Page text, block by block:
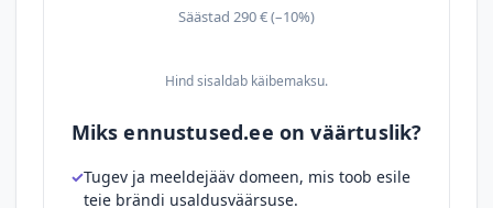
Säästad 290 € (–10%)
Hind sisaldab käibemaksu.
Miks ennustused.ee on väärtuslik?
Tugev ja meeldejääv domeen, mis toob esile
teie brändi usaldusväärsuse.